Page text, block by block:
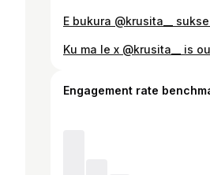
Ku ma le x @krusita__ is
Engagement rate